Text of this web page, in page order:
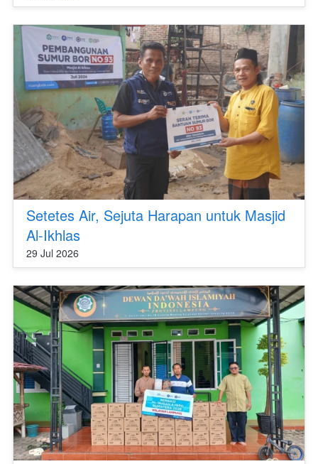
Setetes Air, Sejuta Harapan untuk Masjid
Al-Ikhlas
29 Jul 2026